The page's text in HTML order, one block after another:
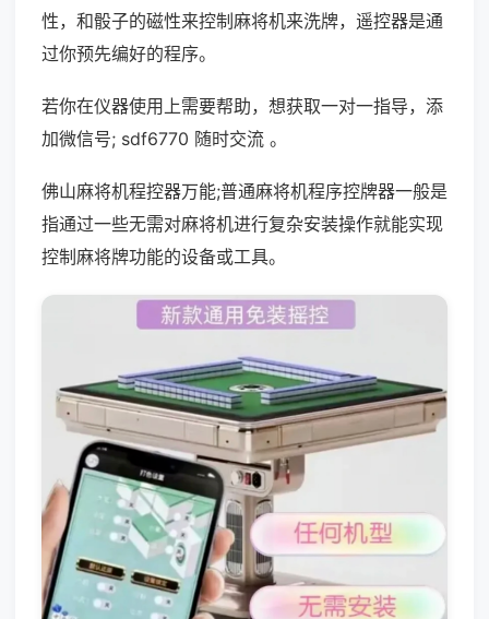
性，和骰子的磁性来控制麻将机来洗牌，遥控器是通
过你预先编好的程序。
若你在仪器使用上需要帮助，想获取一对一指导，添
加微信号; sdf6770 随时交流 。
佛山麻将机程控器万能;普通麻将机程序控牌器一般是
指通过一些无需对麻将机进行复杂安装操作就能实现
控制麻将牌功能的设备或工具。